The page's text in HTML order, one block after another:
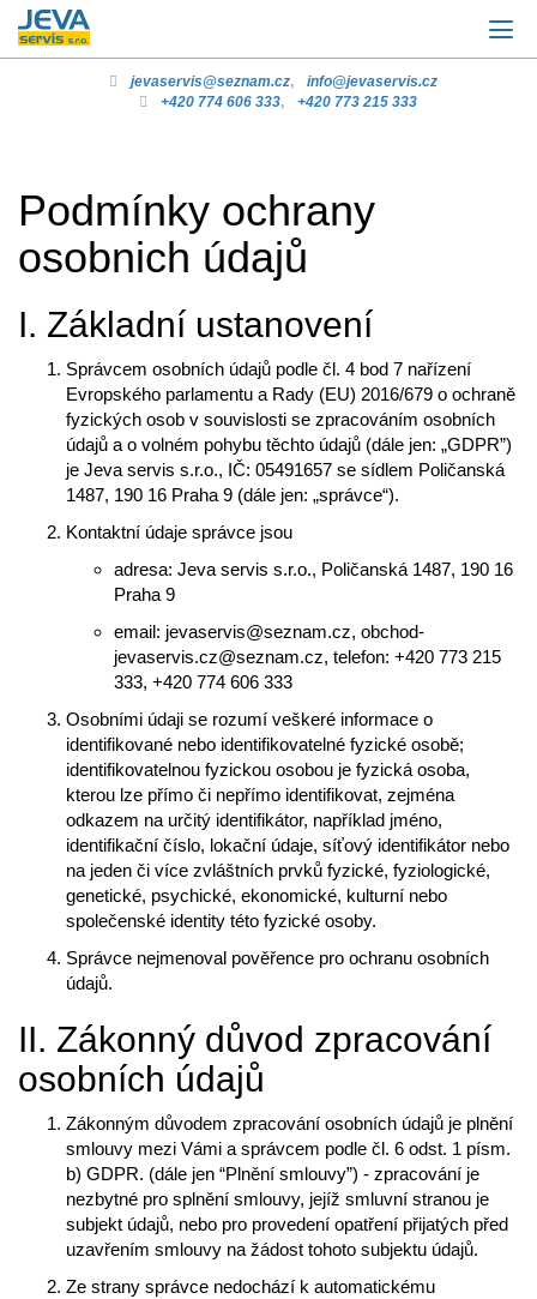
jevaservis@seznam.cz,
info@jevaservis.cz
+420 774 606 333, +420 773 215 333
Podmínky ochrany
osobnich údajů
I. Základní ustanovení
Správcem osobních údajů podle čl. 4 bod 7 nařízení
Evropského parlamentu a Rady (EU) 2016/679 o ochraně
fyzických osob v souvislosti se zpracováním osobních
údajů a o volném pohybu těchto údajů (dále jen: „GDPR”)
je Jeva servis s.r.o., IČ: 05491657 se sídlem Poličanská
1487, 190 16 Praha 9 (dále jen: „správce“).
Kontaktní údaje správce jsou
adresa: Jeva servis s.r.o., Poličanská 1487, 190 16
Praha 9
email: jevaservis@seznam.cz, obchod-
jevaservis.cz@seznam.cz, telefon: +420 773 215
333, +420 774 606 333
Osobními údaji se rozumí veškeré informace o
identifikované nebo identifikovatelné fyzické osobě;
identifikovatelnou fyzickou osobou je fyzická osoba,
kterou lze přímo či nepřímo identifikovat, zejména
odkazem na určitý identifikátor, například jméno,
identifikační číslo, lokační údaje, síťový identifikátor nebo
na jeden či více zvláštních prvků fyzické, fyziologické,
genetické, psychické, ekonomické, kulturní nebo
společenské identity této fyzické osoby.
Správce nejmenoval pověřence pro ochranu osobních
údajů.
II. Zákonný důvod zpracování
osobních údajů
Zákonným důvodem zpracování osobních údajů je plnění
smlouvy mezi Vámi a správcem podle čl. 6 odst. 1 písm.
b) GDPR. (dále jen “Plnění smlouvy”) - zpracování je
nezbytné pro splnění smlouvy, jejíž smluvní stranou je
subjekt údajů, nebo pro provedení opatření přijatých před
uzavřením smlouvy na žádost tohoto subjektu údajů.
Ze strany správce nedochází k automatickému